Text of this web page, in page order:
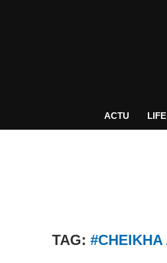
ACTU
TAG: #CHEIKHA